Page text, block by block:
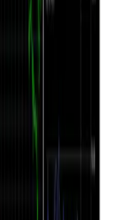
インストールしま